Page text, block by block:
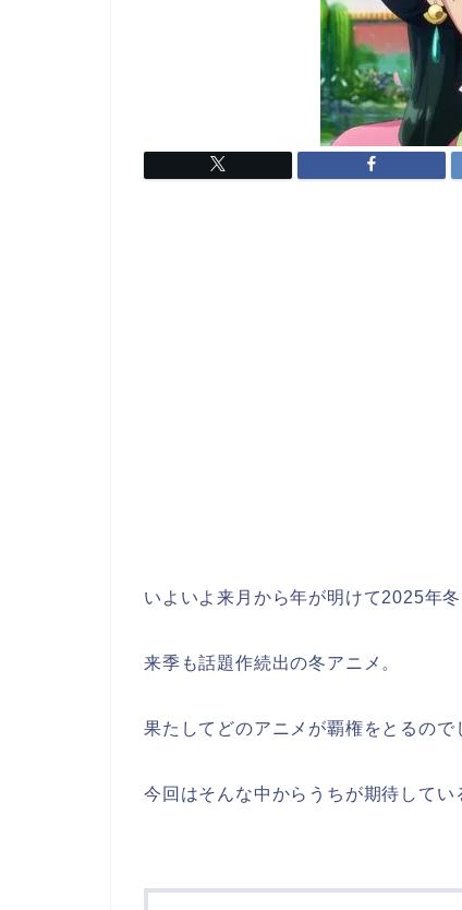
いよいよ来月から年が明けて2025年
来季も話題作続出の冬アニメ。
果たしてどのアニメが覇権をとるので
今回はそんな中からうちが期待してい